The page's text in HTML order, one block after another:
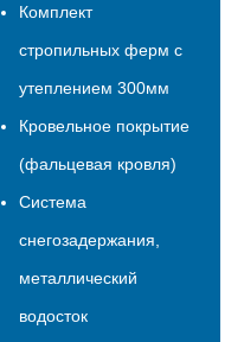
Комплект
стропильных ферм с
утеплением 300мм
Кровельное покрытие
(фальцевая кровля)
Система
снегозадержания,
металлический
водосток